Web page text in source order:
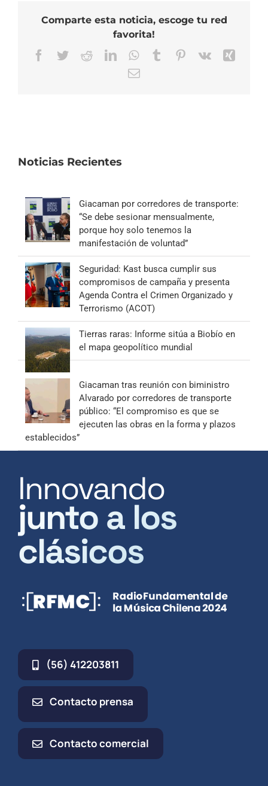
Comparte esta noticia, escoge tu red
favorita!
Facebook
TwitterRedditLinkedInWhatsApp
TumblrPinterest
Vk
Xing
Correo
Noticias Recientes
Giacaman por corredores de transporte:
“Se debe sesionar mensualmente,
porque hoy solo tenemos la
manifestación de voluntad”
Seguridad: Kast busca cumplir sus
compromisos de campaña y presenta
Agenda Contra el Crimen Organizado y
Terrorismo (ACOT)
Tierras raras: Informe sitúa a Biobío en
el mapa geopolítico mundial
Giacaman tras reunión con biministro
Alvarado por corredores de transporte
público: “El compromiso es que se
ejecuten las obras en la forma y plazos
establecidos”
Innovando
junto a los
clásicos
(56) 412203811
Contacto prensa
Contacto comercial